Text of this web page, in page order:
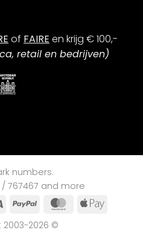
of FAIRE en krijg € 100,-
retail en bedrijven)
numbers:
/ 767467 and more
Visa PayPal MasterCard
Apple
2003-2026 ©